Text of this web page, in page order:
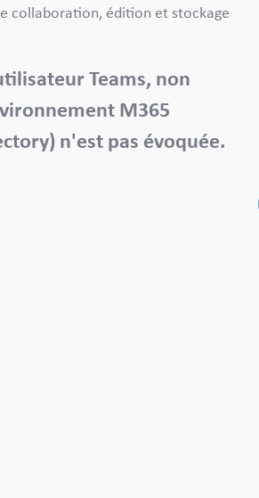
collaboration, édition et stockage
Teams, non
M365
n'est pas évoquée.